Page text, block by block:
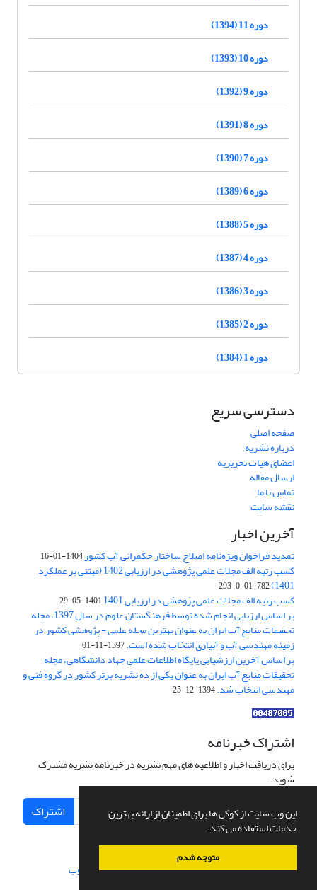
این وب سایت از کوکی ها برای اطمینان از ارائه بهترین
خدمات استفاده می کند.
متوجه شدم
دوره 11 (1394)
دوره 10 (1393)
دوره 9 (1392)
دوره 8 (1391)
دوره 7 (1390)
دوره 6 (1389)
دوره 5 (1388)
دوره 4 (1387)
دوره 3 (1386)
دوره 2 (1385)
دوره 1 (1384)
دسترسی سریع
صفحه اصلی
درباره نشریه
اعضای هیات تحریریه
ارسال مقاله
تماس با ما
نقشه سایت
آخرین اخبار
تمدید فراخوان ویژه‌نامه اصلاح ساختار حکمرانی آب کشور1404-01-16
کسب رتبه الف مجلات علمی پژوهشی در ارزیابی 1402 (مبتنی بر عملکرد
1401)
782-01-0-293
کسب رتبه الف مجلات علمی پژوهشی در ارزیابی 1401 1401-05-29
بر اساس ارزیابی انجام شده توسط فرهنگستان علوم در سال 1397، مجله
تحقیقات منابع آب ایران به عنوان بهترین مجله علمی - پژوهشی کشور در
زمینه مهندسی آب و آبیاری انتخاب شده است.1397-11-01
بر اساس آخرین ارزشیابی پایگاه اطلاعات علمی جهاد دانشگاهی، مجله
تحقیقات منابع آب ایران به عنوان یکی از ده نشریه برتر کشور در گروه فنی و
مهندسی انتخاب شد.1394-12-25
اشتراک خبرنامه
برای دریافت اخبار و اطلاعیه های مهم نشریه در خبرنامه نشریه مشترک
شوید.
اشتراک
سامانه مدیریت نشریات علمی.طراحی و پیاده سازی از سیناوب